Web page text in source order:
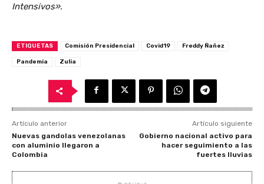
Intensivos».
ETIQUETAS Comisión Presidencial Covid19 Freddy Ñañez
Pandemia Zulia
Artículo anterior
Nuevas gandolas venezolanas
con aluminio llegaron a
Colombia
Artículo siguiente
Gobierno nacional activo para
hacer seguimiento a las
fuertes lluvias